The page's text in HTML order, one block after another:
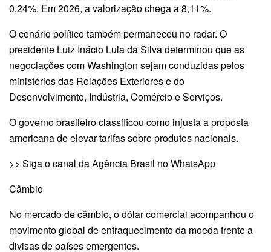
0,24%. Em 2026, a valorização chega a 8,11%.
O cenário político também permaneceu no radar. O
presidente Luiz Inácio Lula da Silva determinou que as
negociações com Washington sejam conduzidas pelos
ministérios das Relações Exteriores e do
Desenvolvimento, Indústria, Comércio e Serviços.
O governo brasileiro classificou como injusta a proposta
americana de elevar tarifas sobre produtos nacionais.
>> Siga o canal da Agência Brasil no WhatsApp
Câmbio
No mercado de câmbio, o dólar comercial acompanhou o
movimento global de enfraquecimento da moeda frente a
divisas de países emergentes.